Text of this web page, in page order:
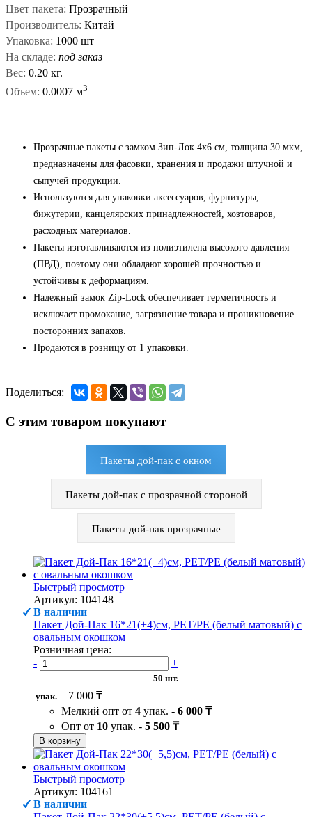
Цвет пакета: Прозрачный
Производитель: Китай
Упаковка: 1000 шт
На складе: под заказ
Вес: 0.20 кг.
Объем: 0.0007 м3
Прозрачные пакеты с замком Зип-Лок 4x6 см, толщина 30 мкм,
предназначены для фасовки, хранения и продажи штучной и
сыпучей продукции.
Используются для упаковки аксессуаров, фурнитуры,
бижутерии, канцелярских принадлежностей, хозтоваров,
расходных материалов.
Пакеты изготавливаются из полиэтилена высокого давления
(ПВД), поэтому они обладают хорошей прочностью и
устойчивы к деформациям.
Надежный замок Zip-Lock обеспечивает герметичность и
исключает промокание, загрязнение товара и проникновение
посторонних запахов.
Продаются в розницу от 1 упаковки.
Поделиться:
С этим товаром покупают
Пакеты дой-пак с окном
Пакеты дой-пак с прозрачной стороной
Пакеты дой-пак прозрачные
Быстрый просмотр
Артикул: 104148
В наличии
Пакет Дой-Пак 16*21(+4)см, PET/PE (белый матовый) с
овальным окошком
Розничная цена:
-
+
50 шт.
упак.
7 000 ₸
Мелкий опт от 4 упак. - 6 000 ₸
Опт от 10 упак. - 5 500 ₸
В корзину
Быстрый просмотр
Артикул: 104161
В наличии